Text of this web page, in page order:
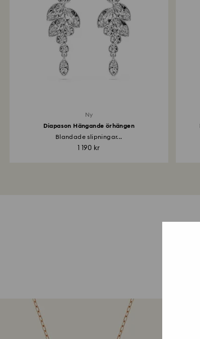
Ny
Diapason Hängande örhängen
Blandade slipningar...
1 190 kr